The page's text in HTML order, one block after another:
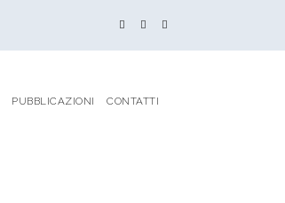
PUBBLICAZIONI CONTATTI